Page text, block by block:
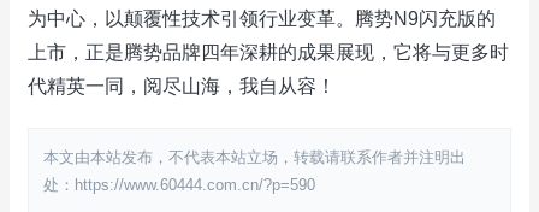
为中心，以颠覆性技术引领行业变革。腾势N9闪充版的
上市，正是腾势品牌四年深耕的成果展现，它将与更多时
代精英一同，阅尽山海，我自从容！
本文由本站发布，不代表本站立场，转载请联系作者并注明出
处：https://www.60444.com.cn/?p=590